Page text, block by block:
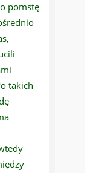
pomstę
takich